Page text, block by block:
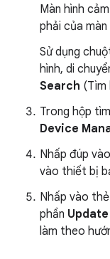
Màn hình
phải của
Sử dụng
hình, di
Search (Tìm
Trong hộp
Device
Nhấp đúp
vào thiết bị
Nhấp vào thẻ
phần
làm theo